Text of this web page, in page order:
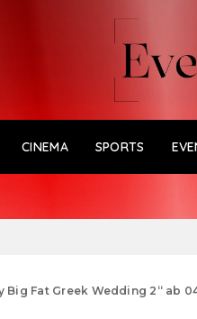
CINEMA SPORTS
Big Fat Greek Wedding 2“ ab